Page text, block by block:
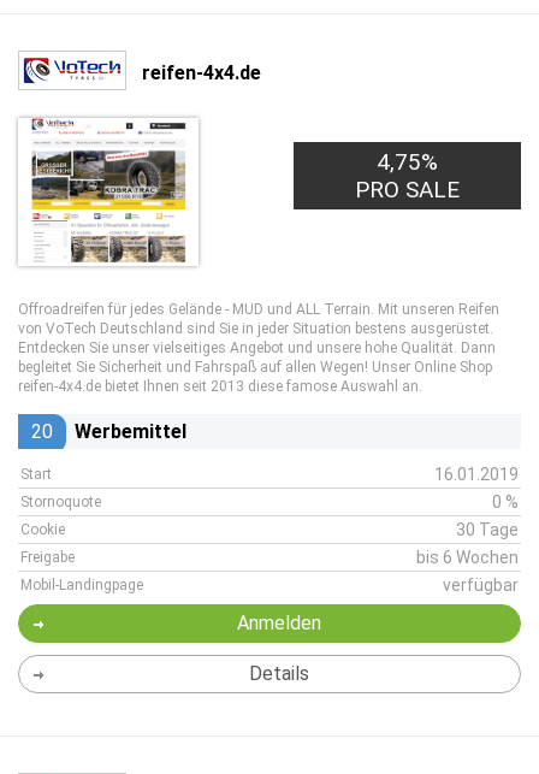
reifen-4x4.de
4,75%
PRO SALE
Offroadreifen für jedes Gelände - MUD und ALL Terrain. Mit unseren Reifen
von VoTech Deutschland sind Sie in jeder Situation bestens ausgerüstet.
Entdecken Sie unser vielseitiges Angebot und unsere hohe Qualität. Dann
begleitet Sie Sicherheit und Fahrspaß auf allen Wegen! Unser Online Shop
reifen-4x4.de bietet Ihnen seit 2013 diese famose Auswahl an.
20 Werbemittel
Start 16.01.2019
Stornoquote 0 %
Cookie 30 Tage
Freigabe bis 6 Wochen
Mobil-Landingpage verfügbar
Anmelden
Details